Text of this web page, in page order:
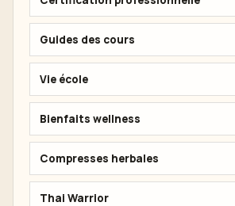
Guides des cours
Vie école
Bienfaits wellness
Compresses herbales
Thai Warrior